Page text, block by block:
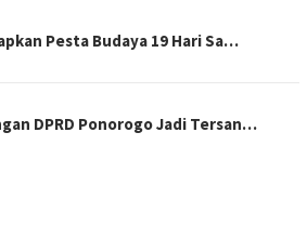
Pesta Budaya 19 Hari Sa…
DPRD Ponorogo Jadi Tersan…